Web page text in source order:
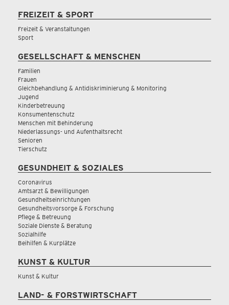
FREIZEIT & SPORT
Freizeit & Veranstaltungen
Sport
GESELLSCHAFT & MENSCHEN
Familien
Frauen
Gleichbehandlung & Antidiskriminierung & Monitoring
Jugend
Kinderbetreuung
Konsumentenschutz
Menschen mit Behinderung
Niederlassungs- und Aufenthaltsrecht
Senioren
Tierschutz
GESUNDHEIT & SOZIALES
Coronavirus
Amtsarzt & Bewilligungen
Gesundheitseinrichtungen
Gesundheitsvorsorge & Forschung
Pflege & Betreuung
Soziale Dienste & Beratung
Sozialhilfe
Beihilfen & Kurplätze
KUNST & KULTUR
Kunst & Kultur
LAND- & FORSTWIRTSCHAFT